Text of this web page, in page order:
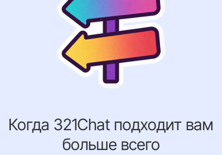
Когда 321Chat подходит вам
больше всего